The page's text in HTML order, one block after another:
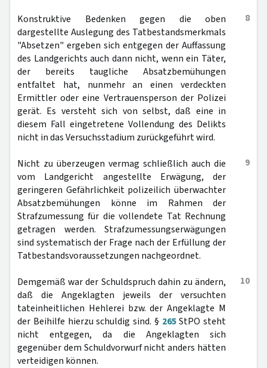
8
Konstruktive Bedenken gegen die oben
dargestellte Auslegung des Tatbestandsmerkmals
"Absetzen" ergeben sich entgegen der Auffassung
des Landgerichts auch dann nicht, wenn ein Täter,
der bereits taugliche Absatzbemühungen
entfaltet hat, nunmehr an einen verdeckten
Ermittler oder eine Vertrauensperson der Polizei
gerät. Es versteht sich von selbst, daß eine in
diesem Fall eingetretene Vollendung des Delikts
nicht in das Versuchsstadium zurückgeführt wird.
9
Nicht zu überzeugen vermag schließlich auch die
vom Landgericht angestellte Erwägung, der
geringeren Gefährlichkeit polizeilich überwachter
Absatzbemühungen könne im Rahmen der
Strafzumessung für die vollendete Tat Rechnung
getragen werden. Strafzumessungserwägungen
sind systematisch der Frage nach der Erfüllung der
Tatbestandsvoraussetzungen nachgeordnet.
10
Demgemäß war der Schuldspruch dahin zu ändern,
daß die Angeklagten jeweils der versuchten
tateinheitlichen Hehlerei bzw. der Angeklagte M
der Beihilfe hierzu schuldig sind. § 265StPO steht
nicht entgegen, da die Angeklagten sich
gegenüber dem Schuldvorwurf nicht anders hätten
verteidigen können.